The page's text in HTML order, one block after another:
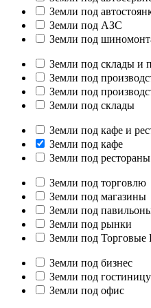
Земли под
Земли под АЗС
Земли под
Земли под склады и
Земли под
Земли под
Земли под склады
Земли под кафе и
Земли под кафе
Земли под рестораны
Земли под торговлю
Земли под магазины
Земли под
Земли под рынки
Земли под Торговые
Земли под бизнес
Земли под гостиницу
Земли под офис